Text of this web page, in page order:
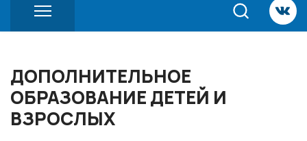
ДОПОЛНИТЕЛЬНОЕ
ОБРАЗОВАНИЕ ДЕТЕЙ И
ВЗРОСЛЫХ